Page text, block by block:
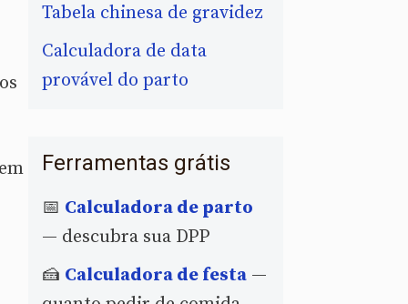
Tabela chinesa de gravidez
Calculadora de data
provável do parto
Ferramentas grátis
📅 Calculadora de parto
— descubra sua DPP
🍰 Calculadora de festa —